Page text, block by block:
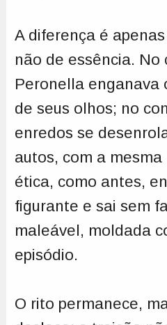
A diferença é
não de essência. No
Peronella enganava
de seus olhos; no
enredos se
autos, com a
ética, como antes,
figurante e sai sem
maleável, moldada
episódio.
O rito permanece,